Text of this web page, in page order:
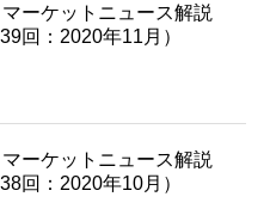
ーケットニュース解説
39回：2020年11月）
ーケットニュース解説
38回：2020年10月）